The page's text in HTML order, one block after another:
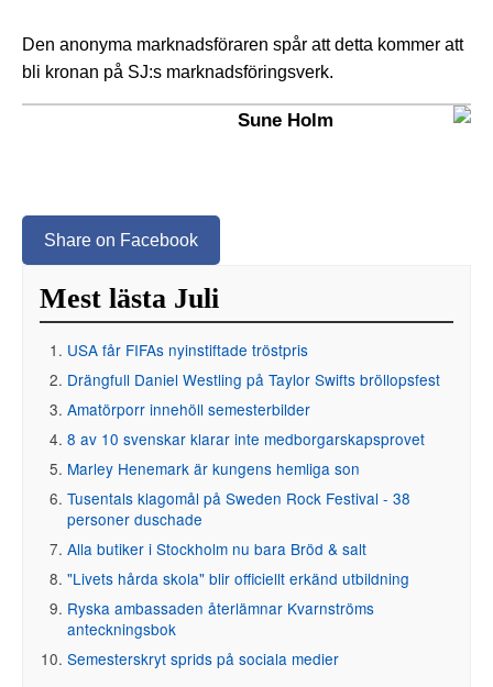
Den anonyma marknadsföraren spår att detta kommer att
bli kronan på SJ:s marknadsföringsverk.
Sune Holm
Share on Facebook
Mest lästa Juli
USA får FIFAs nyinstiftade tröstpris
Drängfull Daniel Westling på Taylor Swifts bröllopsfest
Amatörporr innehöll semesterbilder
8 av 10 svenskar klarar inte medborgarskapsprovet
Marley Henemark är kungens hemliga son
Tusentals klagomål på Sweden Rock Festival - 38
personer duschade
Alla butiker i Stockholm nu bara Bröd & salt
"Livets hårda skola" blir officiellt erkänd utbildning
Ryska ambassaden återlämnar Kvarnströms
anteckningsbok
Semesterskryt sprids på sociala medier